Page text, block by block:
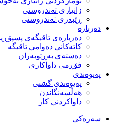
زانیاری تەندروستی
ڕێبەری تەندروستی
دەربارە
دەربارەی تاقیگەی
كاتەكانی دەوامی تاقیگە
دەستەی بەڕێوبەران
فۆڕمی داواكاری
پەیوەندی
پەیوەندی گشتی
هەڵسەنگاندن
داواكردنی كار
سەرەکی